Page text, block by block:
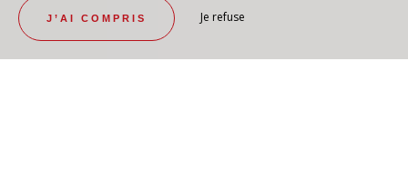
J’AI COMPRIS Je refuse